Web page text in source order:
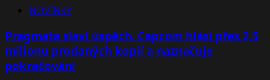
NOVINKY
Pragmata slaví úspěch. Capcom hlásí přes 2,5
milionu prodaných kopií a naznačuje
pokračování